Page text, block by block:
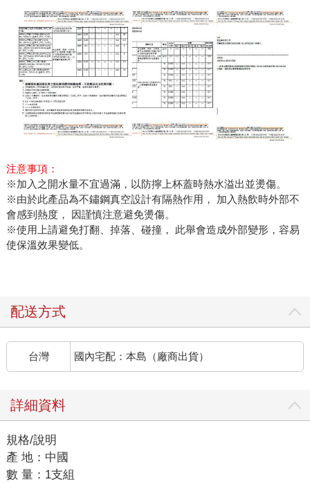
注意事項：
※加入之開水量不宜過滿，以防擰上杯蓋時熱水溢出並燙傷。
※由於此產品為不鏽鋼真空設計有隔熱作用， 加入熱飲時外部不
會感到熱度， 因謹慎注意避免燙傷。
※使用上請避免打翻、掉落、碰撞， 此舉會造成外部變形，容易
使保溫效果變低。
配送方式
台灣 國內宅配：本島（廠商出貨）
詳細資料
規格/說明
產 地：中國
數 量：1支組